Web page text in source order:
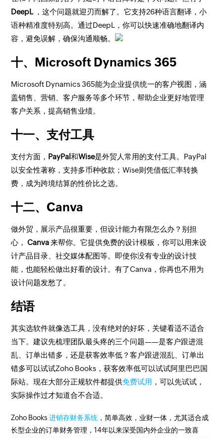
DeepL，这个问题就迎刃而解了。它支持26种语言翻译，小
语种精准度特别高。通过DeepL，你可以快速准确地翻译内
容，避免误解，确保沟通顺畅。
十、Microsoft Dynamics 365
Microsoft Dynamics 365能为企业提供统一的客户视图，涵
盖销售、营销、客户服务等多个环节，帮助企业更好地管理
客户关系，提高销售业绩。
十一、支付工具
支付方面， PayPal和Wise是外贸人常用的支付工具。PayPal
以安全性著称，支持多币种收款；Wise则凭借低汇率转换
费，成为跨境结算的性价比之选。
十二、Canva
做外贸，展示产品很重要，但设计能力有限怎么办？别担
心，Canva来帮你。它提供免费的设计模板，你可以用来设
计产品目录、社交媒体配图等。即使你没有专业的设计技
能，也能轻松做出好看的设计。有了Canva，你再也不用为
设计问题发愁了。
结语
其实选软件就像选工具，没有绝对的好坏，关键看适不适合
当下。建议先梳理团队最头疼的三个问题——是客户跟进混
乱、订单出错多，还是获客效率低？客户跟进混乱、订单出
错多可以试试Zoho Books，获客效率低可以试试阿里巴巴国
际站。现在大部分正规软件都提供免费试用 ，可以先试试，
实际操作过才知道合不合适。
Zoho Books进销存财务系统 ，简单高效，业财一体，尤其适合成
长型企业的订单财务管理，14年以来深受国内外企业的一致喜